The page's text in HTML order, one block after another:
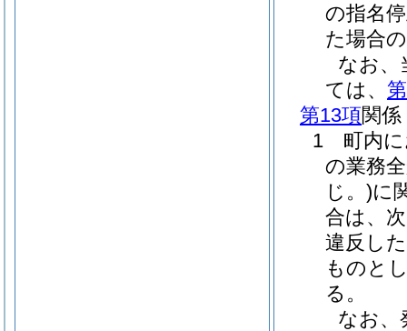
の指名
た場合
なお、
ては、
第13項関係
1 町内に
の業務
じ。)に
合は、
違反し
ものと
る。
なお、